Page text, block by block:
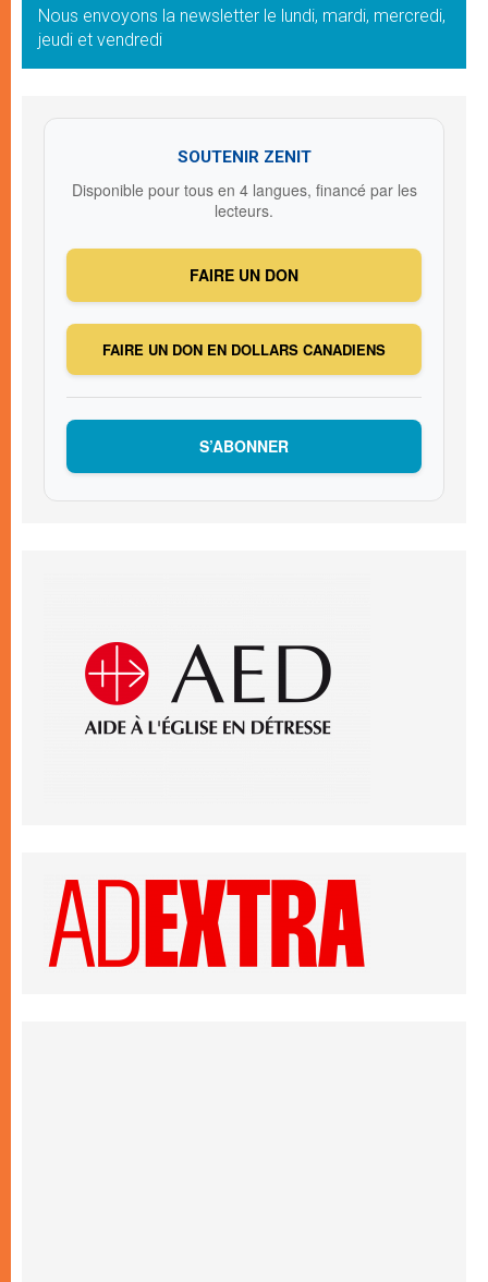
Nous envoyons la newsletter le lundi, mardi, mercredi,
jeudi et vendredi
SOUTENIR ZENIT
Disponible pour tous en 4 langues, financé par les
lecteurs.
FAIRE UN DON
FAIRE UN DON EN DOLLARS CANADIENS
S’ABONNER